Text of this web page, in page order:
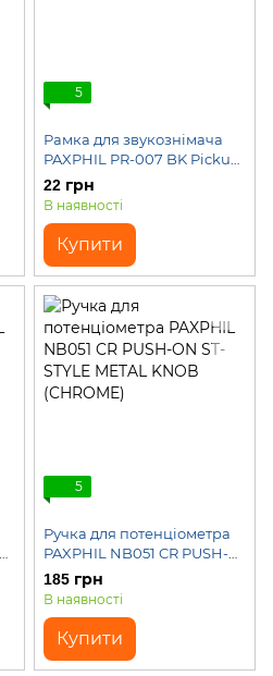
5
Рамка для звукознімача
PAXPHIL PR-007 BK Pickup
Mounting Ring (Black)
22 грн
В наявності
Купити
5
Ручка для потенціометра
PAXPHIL NB051 CR PUSH-
ON ST-STYLE METAL KNOB
(CHROME)
185 грн
В наявності
Купити